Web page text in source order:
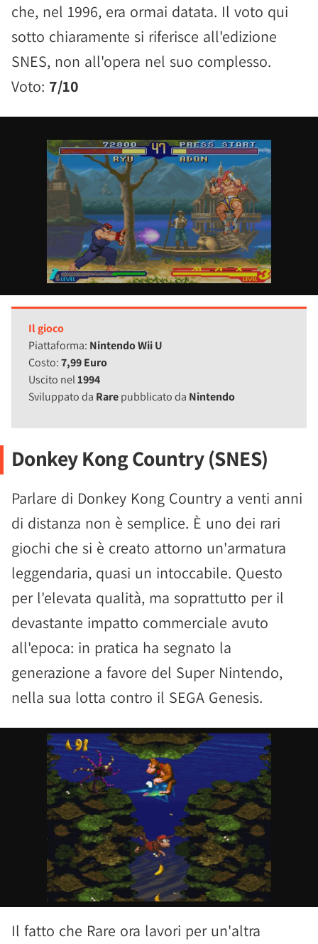
che, nel 1996, era ormai datata. Il voto qui
sotto chiaramente si riferisce all'edizione
SNES, non all'opera nel suo complesso.
Voto: 7/10
Il gioco
Piattaforma: Nintendo Wii U
Costo:7,99 Euro
Uscito nel1994
Sviluppato da Rarepubblicato da Nintendo
Donkey Kong Country (SNES)
Parlare di Donkey Kong Country a venti anni
di distanza non è semplice. È uno dei rari
giochi che si è creato attorno un'armatura
leggendaria, quasi un intoccabile. Questo
per l'elevata qualità, ma soprattutto per il
devastante impatto commerciale avuto
all'epoca: in pratica ha segnato la
generazione a favore del Super Nintendo,
nella sua lotta contro il SEGA Genesis.
Il fatto che Rare ora lavori per un'altra